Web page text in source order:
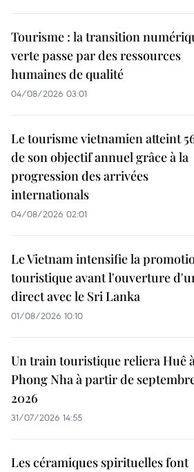
Tourisme : la transition
verte passe par des ressources
humaines de qualité
04/08/2026 03:01
Le tourisme vietnamien atteint
de son objectif annuel grâce à la
progression des arrivées
internationals
04/08/2026 02:01
Le Vietnam intensifie la
touristique avant l'ouverture
direct avec le Sri Lanka
01/08/2026 10:10
Un train touristique reliera Huê
Phong Nha à partir de
2026
31/07/2026 14:55
Les céramiques spirituelles font